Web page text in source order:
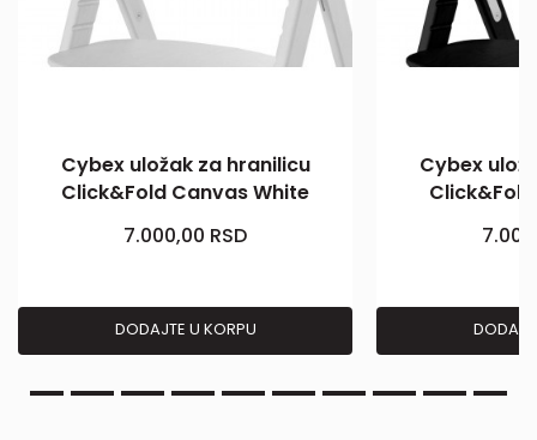
Cybex uložak za hranilicu
Click&Fold Canvas White
7.000,00 RSD
DODAJTE U KORPU
Cybex